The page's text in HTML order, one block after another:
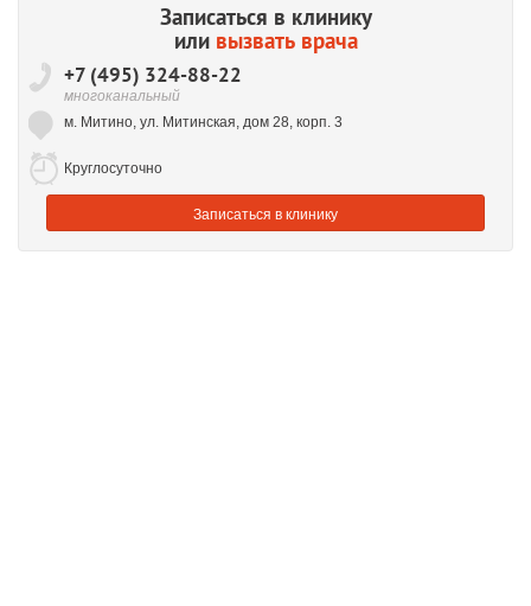
Записаться в клинику
или вызвать врача
+7 (495) 324-88-22
многоканальный
м. Митино, ул. Митинская, дом 28, корп. 3
Круглосуточно
Записаться в клинику